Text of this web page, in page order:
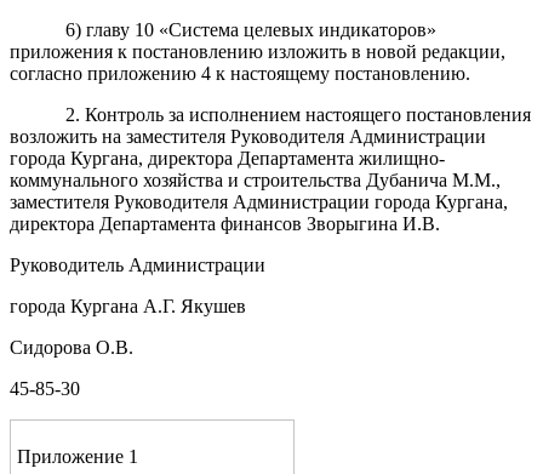
6)главу 10 «Система целевых индикаторов»
приложения к постановлению изложить в новой редакции,
согласно приложению 4 к настоящему постановлению.
2. Контроль за исполнением настоящего постановления
возложить на заместителя Руководителя Администрации
города Кургана, директора Департамента жилищно-
коммунального хозяйства и строительства Дубанича М.М.,
заместителя Руководителя Администрации города Кургана,
директора Департамента финансов Зворыгина И.В.
Руководитель Администрации
города Кургана А.Г. Якушев
Сидорова О.В.
45-85-30
Приложение 1